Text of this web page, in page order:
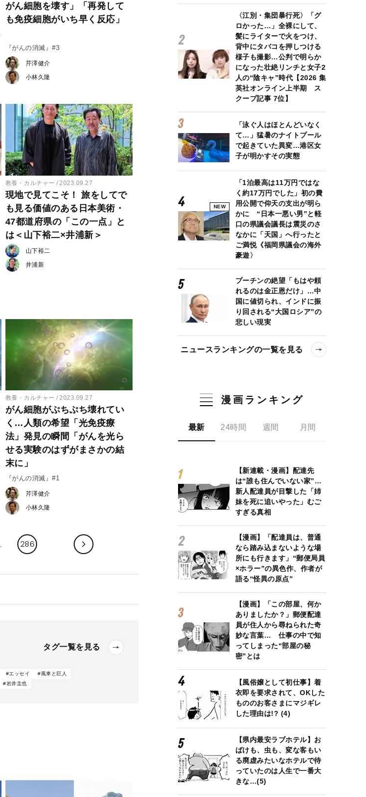
がん細胞を壊す」「再発して
も免疫細胞がいち早く反応」
『がんの消滅』#3
芹澤健介
小林久隆
教養・カルチャー 2023.09.27
現地で見てこそ！ 旅をしてで
も見る価値のある日本美術・
47都道府県の「この一点」と
は＜山下裕二×井浦新＞
山下裕二
井浦新
教養・カルチャー 2023.09.27
がん細胞がぷちぷち壊れてい
く…人類の希望「光免疫療
法」発見の瞬間「がんを光ら
せる実験のはずがまさかの結
末に」
『がんの消滅』#1
芹澤健介
小林久隆
286
タグ一覧を見る
#エッセイ
#風車と巨人
#岩井圭也
〈江別・集団暴行死〉「グ
ロかった…」全裸にして、
髪にライターで火をつけ、
背中にタバコを押しつける
様子も撮影…公判で明らか
になった壮絶リンチと女子2
人の“陰キャ”時代【2026 集
英社オンライン上半期 ス
クープ記事 7位】
「泳ぐ人はほとんどいなく
て…」猛暑のナイトプール
で起きていた異変…港区女
子が明かすその実態
NEW
「1泊最高は11万円ではな
く約17万円でした」初の費
用公開で仰天の支出が明ら
かに “日本一悪い男”と軽
口の県議会議長は震災のさ
なかに「天国」へ行ったと
ご満悦《福岡県議会の海外
豪遊〉
プーチンの絶望「もはや頼
れるのは金正恩だけ」…中
国に値切られ、インドに振
り回される“大国ロシア”の
悲しい現実
ニュースランキングの一覧を見る
漫画ランキング
最新 24時間 週間 月間
【新連載・漫画】配達先
は“誰も住んでいない家”…
新人配達員が目撃した「姉
妹を死に追いやった」むご
すぎる真相
【漫画】「配達員は、普通
なら踏み込まないような場
所にも行きます」“郵便局員
×ホラー”の異色作、作者が
語る“怪異の原点”
【漫画】「この部屋、何か
ありましたか？」郵便配達
員が住人から尋ねられた奇
妙な言葉… 仕事の中で知
ってしまった“部屋の秘
密”とは
【風俗嬢として初仕事】着
衣即を要求されて、OKした
もののお客さまにマジギレ
した理由は!? (4)
【県内最安ラブホテル】お
ばけも、虫も、変な客もい
る廃虚みたいなホテルで待
っていたのは人生で一番大
きな…(5)